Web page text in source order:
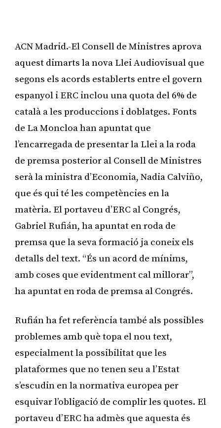
ACN Madrid.-El Consell de Ministres aprova
aquest dimarts la nova Llei Audiovisual que
segons els acords establerts entre el govern
espanyol i ERC inclou una quota del 6% de
català a les produccions i doblatges. Fonts
de La Moncloa han apuntat que
l’encarregada de presentar la Llei a la roda
de premsa posterior al Consell de Ministres
serà la ministra d’Economia, Nadia Calviño,
que és qui té les competències en la
matèria. El portaveu d’ERC al Congrés,
Gabriel Rufián, ha apuntat en roda de
premsa que la seva formació ja coneix els
detalls del text. “És un acord de mínims,
amb coses que evidentment cal millorar”,
ha apuntat en roda de premsa al Congrés.
Rufián ha fet referència també als possibles
problemes amb què topa el nou text,
especialment la possibilitat que les
plataformes que no tenen seu a l’Estat
s’escudin en la normativa europea per
esquivar l’obligació de complir les quotes. El
portaveu d’ERC ha admès que aquesta és